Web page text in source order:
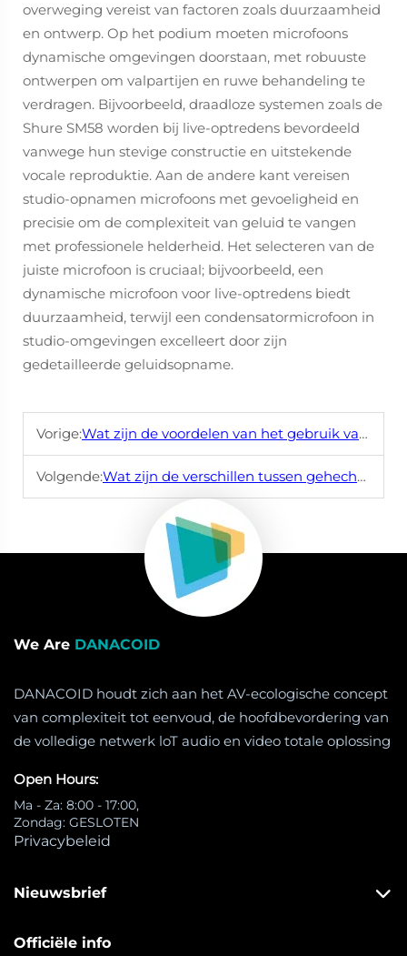
overweging vereist van factoren zoals duurzaamheid
en ontwerp. Op het podium moeten microfoons
dynamische omgevingen doorstaan, met robuuste
ontwerpen om valpartijen en ruwe behandeling te
verdragen. Bijvoorbeeld, draadloze systemen zoals de
Shure SM58 worden bij live-optredens bevordeeld
vanwege hun stevige constructie en uitstekende
vocale reproduktie. Aan de andere kant vereisen
studio-opnamen microfoons met gevoeligheid en
precisie om de complexiteit van geluid te vangen
met professionele helderheid. Het selecteren van de
juiste microfoon is cruciaal; bijvoorbeeld, een
dynamische microfoon voor live-optredens biedt
duurzaamheid, terwijl een condensatormicrofoon in
studio-omgevingen excelleert door zijn
gedetailleerde geluidsopname.
Vorige:Wat zijn de voordelen van het gebruik van een draadloze microfoon voor evenementen?
Volgende:Wat zijn de verschillen tussen gehechte en draadloze microfoons?
We Are DANACOID
DANACOID houdt zich aan het AV-ecologische concept
van complexiteit tot eenvoud, de hoofdbevordering van
de volledige netwerk loT audio en video totale oplossing
Open Hours:
Ma - Za: 8:00 - 17:00,
Zondag: GESLOTEN
Privacybeleid
Nieuwsbrief
Officiële info